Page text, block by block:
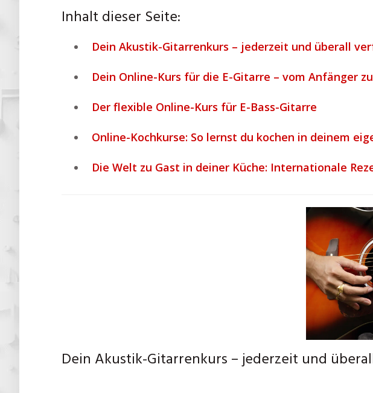
Inhalt dieser Seite:
Dein Akustik-Gitarrenkurs – jederzeit und überall
Dein Online-Kurs für die E-Gitarre – vom Anfänger
Der flexible Online-Kurs für E-Bass-Gitarre
Online-Kochkurse: So lernst du kochen in deinem
Die Welt zu Gast in deiner Küche: Internationale
Dein Akustik-Gitarrenkurs – jederzeit und